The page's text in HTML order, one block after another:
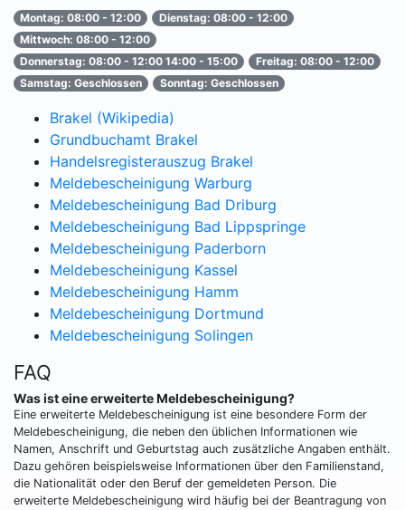
Montag: 08:00 - 12:00
Dienstag: 08:00 - 12:00
Mittwoch: 08:00 - 12:00
Donnerstag: 08:00 - 12:00 14:00 - 15:00
Freitag: 08:00 - 12:00
Samstag: Geschlossen
Sonntag: Geschlossen
Brakel (Wikipedia)
Grundbuchamt Brakel
Handelsregisterauszug Brakel
Meldebescheinigung Warburg
Meldebescheinigung Bad Driburg
Meldebescheinigung Bad Lippspringe
Meldebescheinigung Paderborn
Meldebescheinigung Kassel
Meldebescheinigung Hamm
Meldebescheinigung Dortmund
Meldebescheinigung Solingen
FAQ
Was ist eine erweiterte Meldebescheinigung?
Eine erweiterte Meldebescheinigung ist eine besondere Form der
Meldebescheinigung, die neben den üblichen Informationen wie
Namen, Anschrift und Geburtstag auch zusätzliche Angaben enthält.
Dazu gehören beispielsweise Informationen über den Familienstand,
die Nationalität oder den Beruf der gemeldeten Person. Die
erweiterte Meldebescheinigung wird häufig bei der Beantragung von